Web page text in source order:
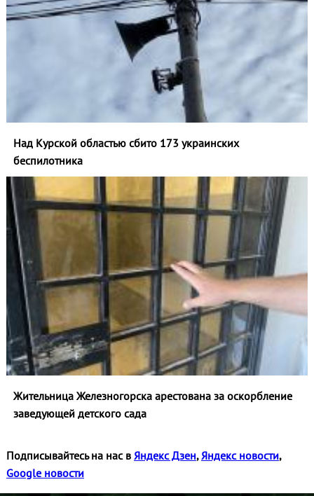
Над Курской областью сбито 173 украинских
беспилотника
Жительница Железногорска арестована за оскорбление
заведующей детского сада
Подписывайтесь на нас в Яндекс Дзен, Яндекс новости,
Google новости